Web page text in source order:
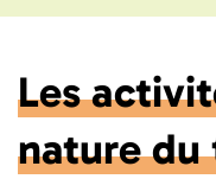
Les
nature